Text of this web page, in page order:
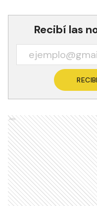
Recibí las
Ads